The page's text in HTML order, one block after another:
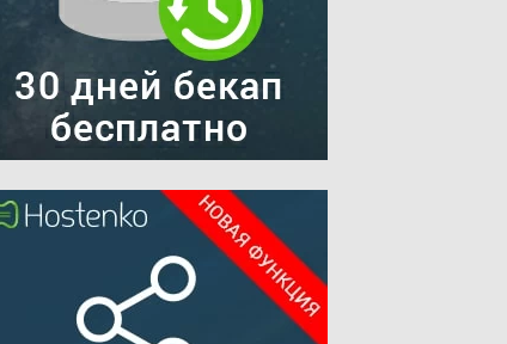
'/images/logo_admin.png)  !important; } </style>'